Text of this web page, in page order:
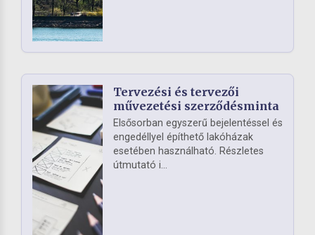
Tervezési és tervezői
művezetési szerződésminta
Elsősorban egyszerű bejelentéssel és
engedéllyel építhető lakóházak
esetében használható. Részletes
útmutató i...